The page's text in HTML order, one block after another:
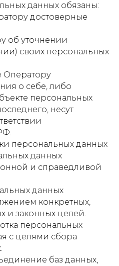
данных обязаны:
достоверные
об уточнении
своих персональных
Оператору
о себе, либо
персональных
несут
персональных данных
данных
и справедливой
данных
конкретных,
и законных целей.
персональных
с целями сбора
баз данных,